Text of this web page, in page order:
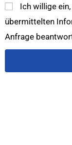
Ich willige
übermittelten
Anfrage